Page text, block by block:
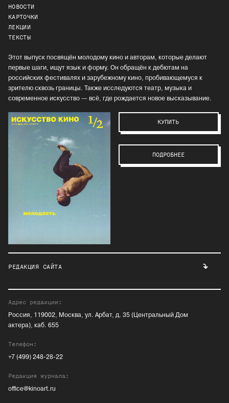
НОВОСТИ
КАРТОЧКИ
ЛЕКЦИИ
ТЕКСТЫ
Этот выпуск посвящён молодому кино и авторам, которые делают
первые шаги, ищут язык и форму. Он обращён к дебютам на
российских фестивалях и зарубежному кино, пробивающемуся к
зрителю сквозь границы. Также исследуются театр, музыка и
современное искусство — всё, где рождается новое высказывание.
КУПИТЬ
ПОДРОБНЕЕ
РЕДАКЦИЯ САЙТА
Адрес редакции:
Россия, 119002, Москва, ул. Арбат, д. 35 (Центральный Дом
актера), каб. 655
Телефон:
+7 (499) 248-28-22
Редакция журнала:
office@kinoart.ru